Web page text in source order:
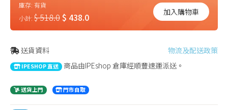
庫存: 有貨
小計: $ 518.0$ 438.0 加入購物車
送貨資料 物流及配送政策
IPESHOP 直送 商品由IPEshop 倉庫經順豐速運派送。
送貨上門 門市自取